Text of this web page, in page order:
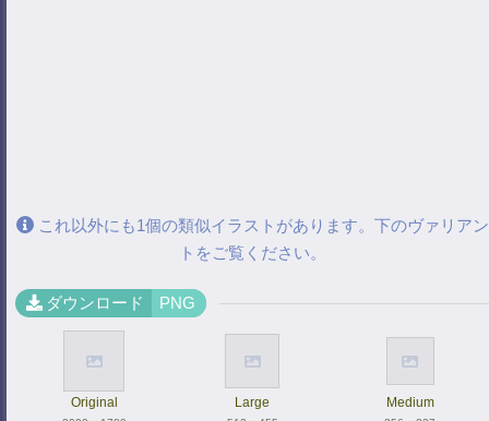
これ以外にも1個の類似イラストがあります。下のヴァリアン
トをご覧ください。
ダウンロード PNG
Original Large Medium